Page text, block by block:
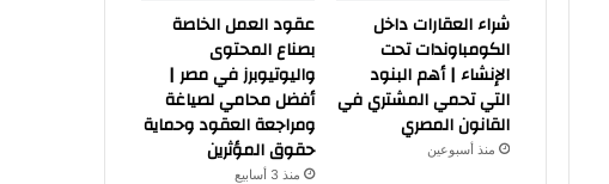
شراء العقارات داخل
الكومباوندات تحت
الإنشاء | أهم البنود
التي تحمي المشتري في
القانون المصري
منذ أسبوعين
عقود العمل الخاصة
بصناع المحتوى
واليوتيوبرز في مصر |
أفضل محامي لصياغة
ومراجعة العقود وحماية
حقوق المؤثرين
منذ 3 أسابيع